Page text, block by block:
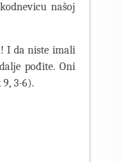
našoj
I da niste imali
pođite. Oni
3-6).